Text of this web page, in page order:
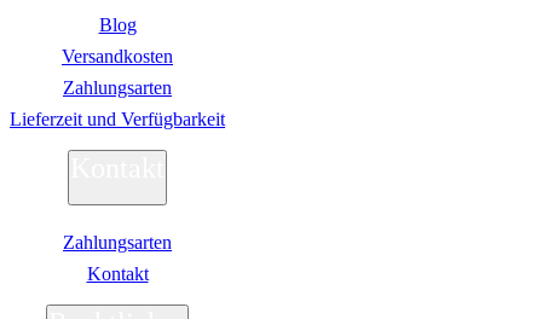
Blog
Versandkosten
Zahlungsarten
Lieferzeit und Verfügbarkeit
Zahlungsarten
Kontakt